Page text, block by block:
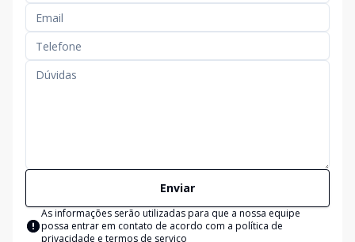
Enviar
As informações serão utilizadas para que a nossa equipe
possa entrar em contato de acordo com a política de
privacidade e termos de serviço